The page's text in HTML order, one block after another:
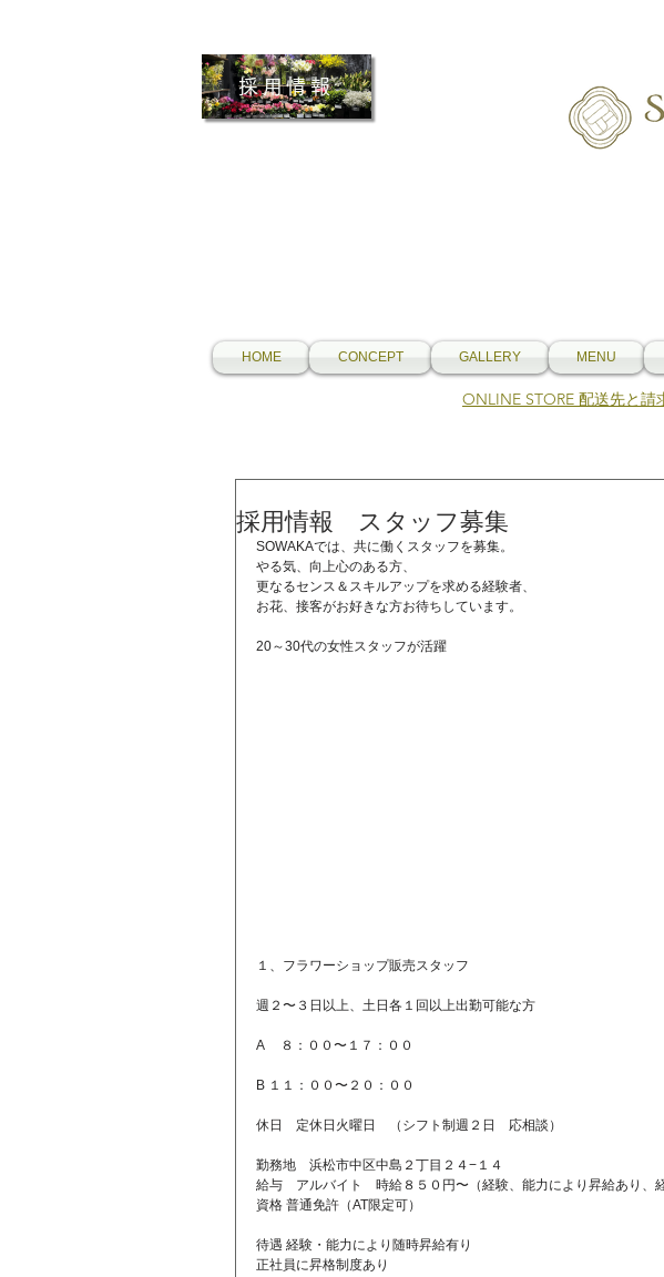
採用情報
HOME CONCEPT GALLERY MENU
​ONLINE STORE 配送先と
採用情報 スタッフ募集
SOWAKAでは、共に働くスタッフを募集。
やる気、向上心のある方、
更なるセンス＆スキルアップを求める経験者、
お花、接客がお好きな方お待ちしています。
20～30代の女性スタッフが活躍
１、フラワーショップ販売スタッフ
週２〜３日以上、土日各１回以上出勤可能な方
A 　８：００〜１７：００
B １１：００〜２０：００
休日　定休日火曜日　（シフト制週２日　応相談）
勤務地　浜松市中区中島２丁目２４−１４
給与　アルバイト　時給８５０円〜（経験、能力により昇給あり、
資格 普通免許（AT限定可）
待遇 経験・能力により随時昇給有り
正社員に昇格制度あり